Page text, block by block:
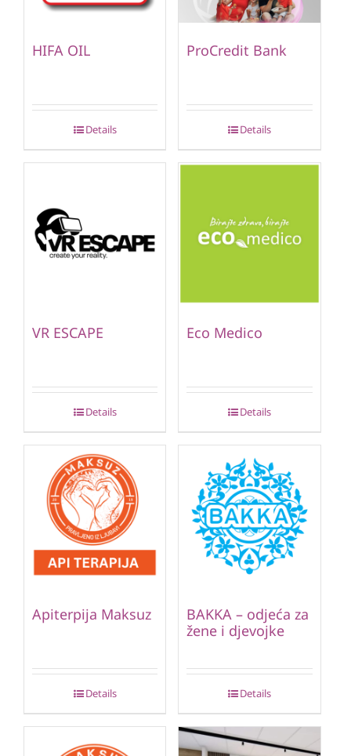
HIFA OIL
Details
ProCredit Bank
Details
VR ESCAPE
Details
Eco Medico
Details
Apiterpija Maksuz
Details
BAKKA – odjeća za
žene i djevojke
Details